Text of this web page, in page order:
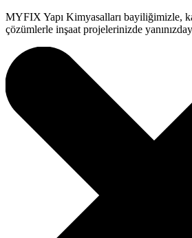
MYFIX Yapı Kimyasalları bayiliğimizle,
çözümlerle inşaat projelerinizde